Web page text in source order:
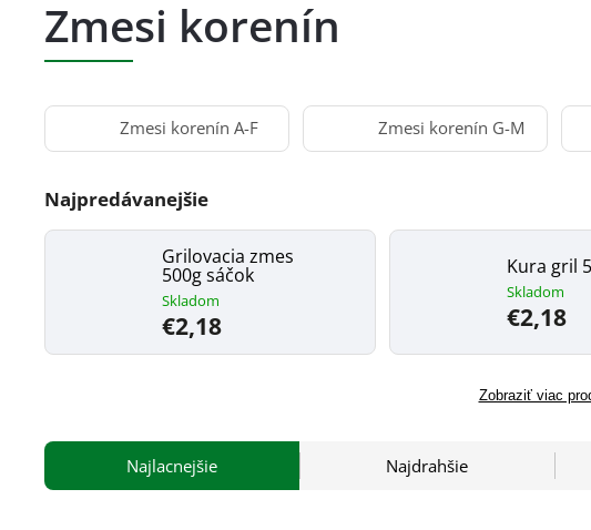
Zmesi korenín
Zmesi korenín A-F Zmesi korenín G-M
Najpredávanejšie
Grilovacia zmes
500g sáčok
Skladom
€2,18
Kura gril
Skladom
€2,18
Zobraziť viac
Najlacnejšie Najdrahšie